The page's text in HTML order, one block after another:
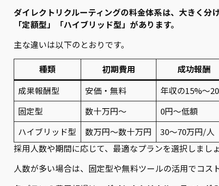
ダイレクトリクルーティングの料金体系は、大きく分
「定額型」「ハイブリッド型」があります。
主な違いは以下のとおりです。
種類 初期費用
成功報酬
成果報酬型
安価・無料
年収の15%〜
固定型
数十万円〜
0円〜低額
ハイブリッド型
数万円〜数十万円
30〜70万円/人
採用人数や期間に応じて、最適なプランを選択しまし
人数が多い場合は、固定型や無料ツールの活用でコス